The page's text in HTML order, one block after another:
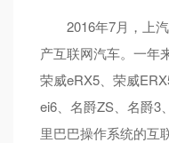
2016年7月，上
产互联网汽车。一年
荣威eRX5、荣威
ei6、名爵ZS、名爵3
里巴巴操作系统的互